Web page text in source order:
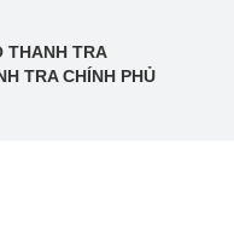
THANH TRA
TRA CHÍNH PHỦ